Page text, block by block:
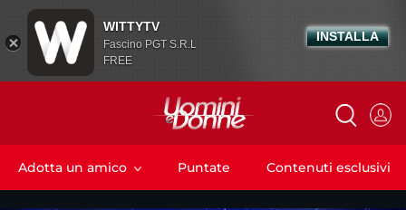
Adotta un amico Puntate Contenuti esclusivi
WITTYTV
Fascino PGT S.R.L
FREE
INSTALLA